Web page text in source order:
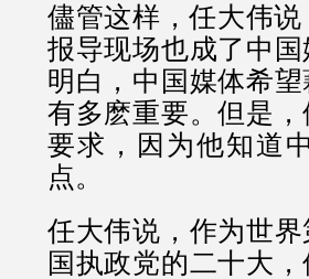
儘管这样，任大伟
报导现场也成了中
明白，中国媒体希
有多麽重要。但是
要求，因为他知道
点。
任大伟说，作为世
国执政党的二十大